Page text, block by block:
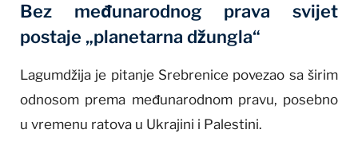
Bez međunarodnog prava svijet
postaje „planetarna džungla“
Lagumdžija je pitanje Srebrenice povezao sa širim
odnosom prema međunarodnom pravu, posebno
u vremenu ratova u Ukrajini i Palestini.